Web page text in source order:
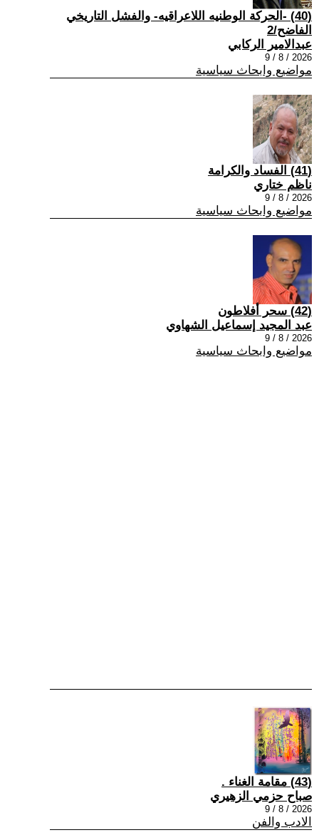
(40) -الحركة الوطنيه اللاعراقيه- والفشل التاريخي
الفاضح/2
عبدالامير الركابي
2026 / 8 / 9
مواضيع وابحاث سياسية
(41) الفساد والكرامة
ناظم ختاري
2026 / 8 / 9
مواضيع وابحاث سياسية
(42) سحر أفلاطون
عبد المجيد إسماعيل الشهاوي
2026 / 8 / 9
مواضيع وابحاث سياسية
(43) مقامة الغناء .
صباح حزمي الزهيري
2026 / 8 / 9
الادب والفن